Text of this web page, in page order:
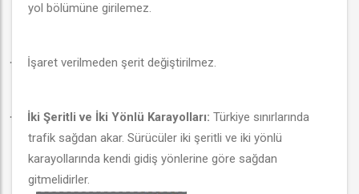
yol bölümüne girilemez.
· İşaret verilmeden şerit değiştirilmez.
· İki Şeritli ve İki Yönlü Karayolları: Türkiye sınırlarında
trafik sağdan akar. Sürücüler iki şeritli ve iki yönlü
karayollarında kendi gidiş yönlerine göre sağdan
gitmelidirler.